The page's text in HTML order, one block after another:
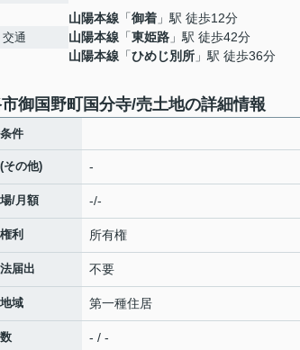
交通
山陽本線 「御着 」駅 徒歩12分
山陽本線 「東姫路 」駅 徒歩42分
山陽本線 「ひめじ別所 」駅 徒歩36分
御国野町国分寺/売土地の詳細情報
件
その他) -
/月額 -/-
利 所有権
届出 不要
域 第一種住居
- / -